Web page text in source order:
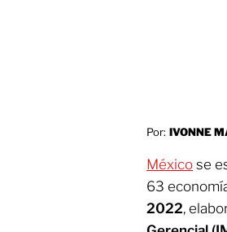
Por: IVONNE
México se
63
2022,